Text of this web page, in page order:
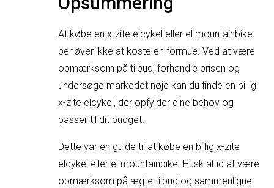
At købe en x-zite elcykel eller el mountainbike
behøver ikke at koste en formue. Ved at være
opmærksom på tilbud, forhandle prisen og
undersøge markedet nøje kan du finde en billig
x-zite elcykel, der opfylder dine behov og
passer til dit budget.
Dette var en guide til at købe en billig x-zite
elcykel eller el mountainbike. Husk altid at være
opmærksom på ægte tilbud og sammenligne